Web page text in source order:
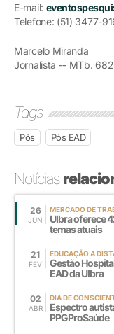
E-mail:
Telefone: (51) 3477-
Marcelo Miranda
Jornalista -- MTb.
Tags
Pós Pós EAD
Notícias
26
JUN
MERCADO DE
Ulbra oferece
temas atuais
21
FEV
EDUCAÇÃO A
Gestão
EAD da Ulbra
02
ABR
DIA DE
Espectro
PPGProSaúde